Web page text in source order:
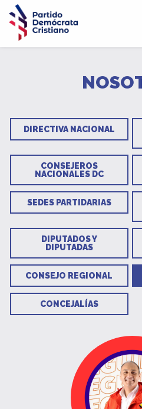
DIRECTIVA NACIONAL
CONSEJEROS
NACIONALES DC
SEDES PARTIDARIAS
DIPUTADOS Y
DIPUTADAS
CONSEJO REGIONAL
CONCEJALÍAS